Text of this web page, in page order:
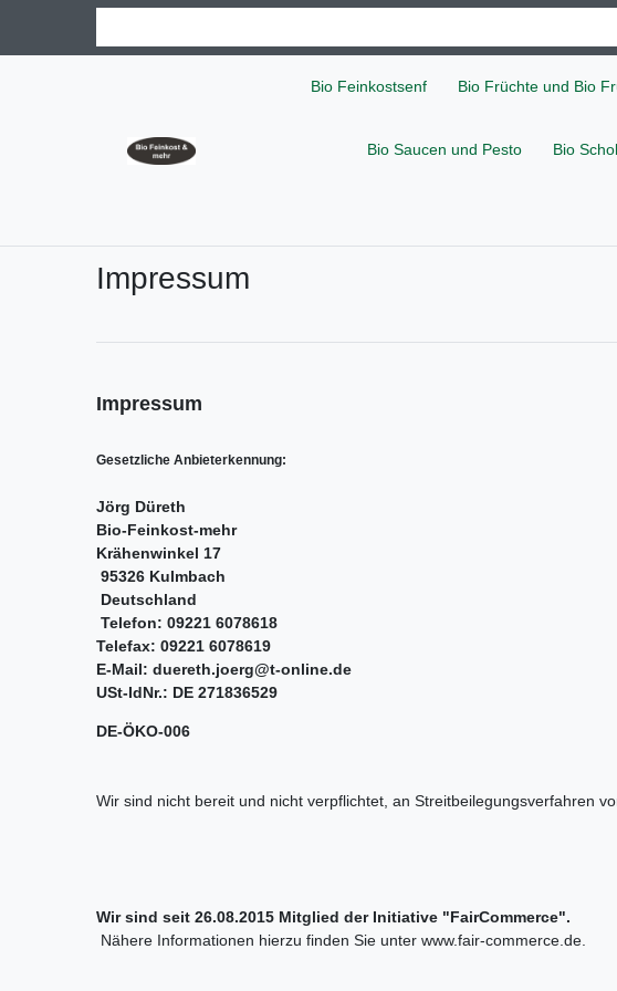
Bio Feinkostsenf Bio Früchte und Bio
Bio Saucen und Pesto Bio
Impressum
Impressum
Gesetzliche Anbieterkennung:
Jörg Düreth
Bio-Feinkost-mehr
Krähenwinkel 17
95326 Kulmbach
Deutschland
Telefon: 09221 6078618
Telefax: 09221 6078619
E-Mail: duereth.joerg@t-online.de
USt-IdNr.: DE 271836529
DE-ÖKO-006
Wir sind nicht bereit und nicht verpflichtet, an Streitbeilegungsverfahren
Wir sind seit 26.08.2015 Mitglied der Initiative "FairCommerce".
Nähere Informationen hierzu finden Sie unter www.fair-commerce.de.